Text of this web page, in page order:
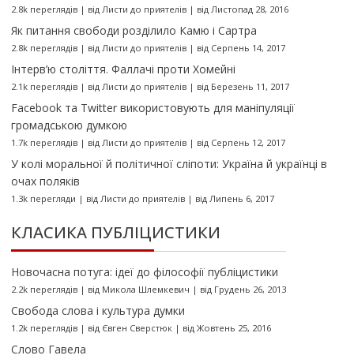
2.8k переглядів| від Листи до приятелів| від Листопад 28, 2016
Як питання свободи розділило Камю і Сартра
2.8k переглядів| від Листи до приятелів| від Серпень 14, 2017
Інтерв’ю століття. Фаллачі проти Хомейні
2.1k переглядів| від Листи до приятелів| від Березень 11, 2017
Facebook та Twitter використовують для маніпуляції
громадською думкою
1.7k переглядів| від Листи до приятелів| від Серпень 12, 2017
У колі моральної й політичної сліпоти: Україна й українці в
очах поляків
1.3k перегляди | від Листи до приятелів| від Липень 6, 2017
КЛАСИКА ПУБЛІЦИСТИКИ
Новочасна потуга: ідеї до філософії публіцистики
2.2k переглядів| від Микола Шлемкевич | від Грудень 26, 2013
Свобода слова і культура думки
1.2k переглядів| від Євген Сверстюк| від Жовтень 25, 2016
Слово Гавела